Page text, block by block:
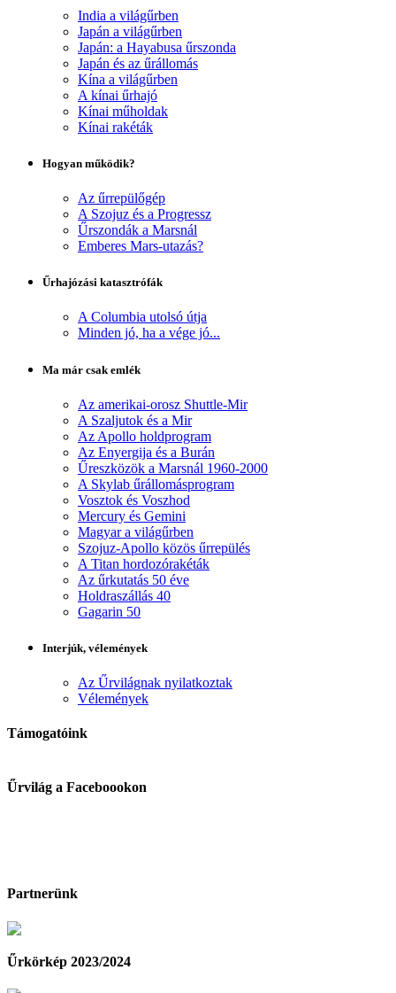
India a világűrben
Japán a világűrben
Japán: a Hayabusa űrszonda
Japán és az űrállomás
Kína a világűrben
A kínai űrhajó
Kínai műholdak
Kínai rakéták
Hogyan működik?
Az űrrepülőgép
A Szojuz és a Progressz
Űrszondák a Marsnál
Emberes Mars-utazás?
Űrhajózási katasztrófák
A Columbia utolsó útja
Minden jó, ha a vége jó...
Ma már csak emlék
Az amerikai-orosz Shuttle-Mir
A Szaljutok és a Mir
Az Apollo holdprogram
Az Enyergija és a Burán
Űreszközök a Marsnál 1960-2000
A Skylab űrállomásprogram
Vosztok és Voszhod
Mercury és Gemini
Magyar a világűrben
Szojuz-Apollo közös űrrepülés
A Titan hordozórakéták
Az űrkutatás 50 éve
Holdraszállás 40
Gagarin 50
Interjúk, vélemények
Az Űrvilágnak nyilatkoztak
Vélemények
Támogatóink
Űrvilág a Faceboookon
Partnerünk
Űrkörkép 2023/2024